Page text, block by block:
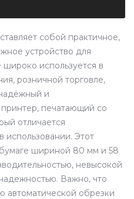
собой практичное,
устройство для
используется в
розничной торговле,
и
печатающий со
отличается
использовании. Этот
шириной 80 мм и 58
невысокой
Важно, что
автоматической обрезки